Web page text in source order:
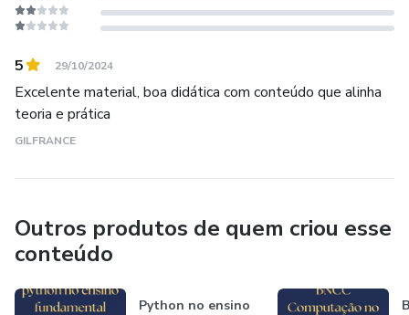
5 29/10/2024
Excelente material, boa didática com conteúdo que alinha
teoria e prática
GILFRANCE
Outros produtos de quem criou esse
conteúdo
Python no ensino